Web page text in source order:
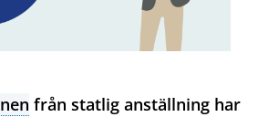
från statlig anställning har